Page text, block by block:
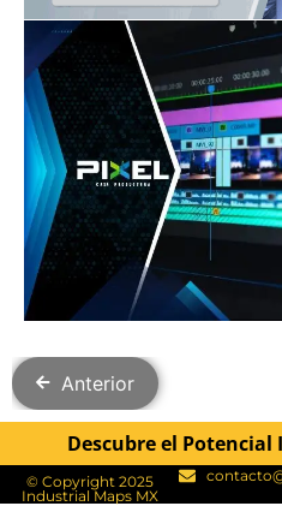
Anterior
Descubre el
© Copyright 2025
Industrial Maps MX​